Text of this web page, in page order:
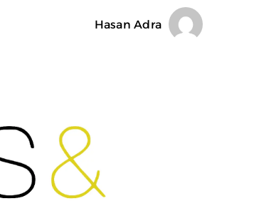
Hasan Adra